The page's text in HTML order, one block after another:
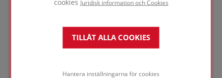
Juridisk information och Cookies
TILLÅT ALLA COOKIES
Hantera inställningarna för cookies